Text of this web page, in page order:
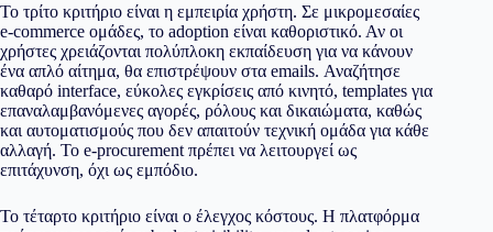
Το τρίτο κριτήριο είναι η εμπειρία χρήστη. Σε μικρομεσαίες
e-commerce ομάδες, το adoption είναι καθοριστικό. Αν οι
χρήστες χρειάζονται πολύπλοκη εκπαίδευση για να κάνουν
ένα απλό αίτημα, θα επιστρέψουν στα emails. Αναζήτησε
καθαρό interface, εύκολες εγκρίσεις από κινητό, templates για
επαναλαμβανόμενες αγορές, ρόλους και δικαιώματα, καθώς
και αυτοματισμούς που δεν απαιτούν τεχνική ομάδα για κάθε
αλλαγή. Το e-procurement πρέπει να λειτουργεί ως
επιτάχυνση, όχι ως εμπόδιο.
Το τέταρτο κριτήριο είναι ο έλεγχος κόστους. Η πλατφόρμα